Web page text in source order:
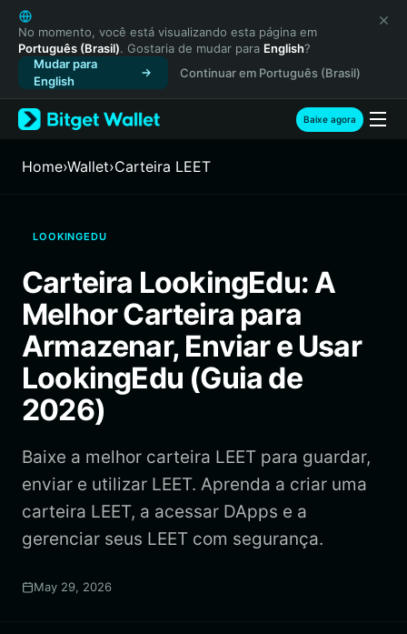
English
日本語
Tiếng Việt
Русский
Español (Latinoamérica)
Türkçe
Français
繁體中文
Bahasa Indonesia
ภาษาไทย
Español
Português (Brasil)
Español (Argentina)
No momento, você está visualizando esta página em
Português (Brasil). Gostaria de mudar para English?
Mudar para
English
Continuar em Português (Brasil)
Baixe agora
Home›Wallet›Carteira LEET
LOOKINGEDU
Carteira LookingEdu: A
Melhor Carteira para
Armazenar, Enviar e Usar
LookingEdu (Guia de
2026)
Baixe a melhor carteira LEET para guardar,
enviar e utilizar LEET. Aprenda a criar uma
carteira LEET, a acessar DApps e a
gerenciar seus LEET com segurança.
May 29, 2026